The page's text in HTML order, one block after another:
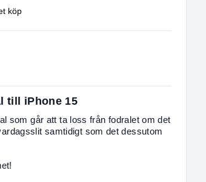
köp
till iPhone 15
som går att ta loss från fodralet om det
samtidigt som det dessutom